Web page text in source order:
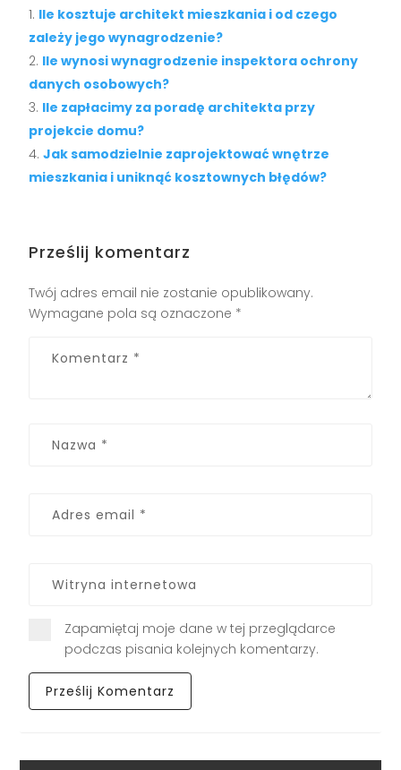
Ile kosztuje architekt mieszkania i od czego
zależy jego wynagrodzenie?
Ile wynosi wynagrodzenie inspektora ochrony
danych osobowych?
Ile zapłacimy za poradę architekta przy
projekcie domu?
Jak samodzielnie zaprojektować wnętrze
mieszkania i uniknąć kosztownych błędów?
Prześlij komentarz
Twój adres email nie zostanie opublikowany.
Wymagane pola są oznaczone *
Zapamiętaj moje dane w tej przeglądarce
podczas pisania kolejnych komentarzy.